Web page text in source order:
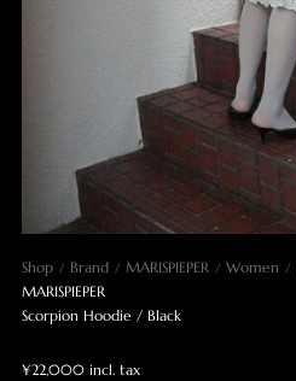
Shop Brand MARISPIEPER Women
MARISPIEPER
Scorpion Hoodie / Black
¥22,000 incl. tax